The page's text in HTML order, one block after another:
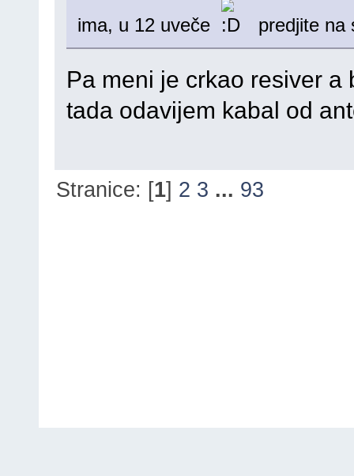
ima, u 12 uveče predjite na
Pa meni je crkao resiver
tada odavijem kabal od
Stranice: [1] 2 3 ... 93